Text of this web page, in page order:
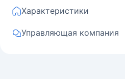
Характеристики
Управляющая компания